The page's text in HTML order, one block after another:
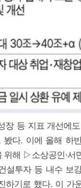
장 등 지표 개선에
봤다. 이에 올해 하
위해 ▷소상공인·서
설투자 등 내수 보
하기로 했다. 이 가